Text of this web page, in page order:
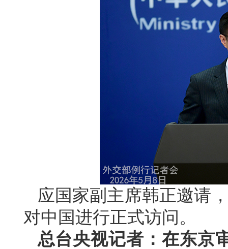
应国家副主席韩正邀请
对中国进行正式访问。
总台央视记者：在东京